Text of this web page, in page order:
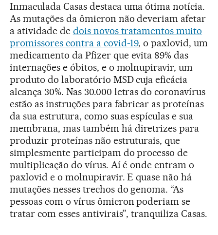
Inmaculada Casas destaca uma ótima notícia.
As mutações da ômicron não deveriam afetar
a atividade de dois novos tratamentos muito
promissores contra a covid-19, o paxlovid, um
medicamento da Pfizer que evita 89% das
internações e óbitos, e o molnupiravir, um
produto do laboratório MSD cuja eficácia
alcança 30%. Nas 30.000 letras do coronavírus
estão as instruções para fabricar as proteínas
da sua estrutura, como suas espículas e sua
membrana, mas também há diretrizes para
produzir proteínas não estruturais, que
simplesmente participam do processo de
multiplicação do vírus. Aí é onde entram o
paxlovid e o molnupiravir. E quase não há
mutações nesses trechos do genoma. “As
pessoas com o vírus ômicron poderiam se
tratar com esses antivirais”, tranquiliza Casas.